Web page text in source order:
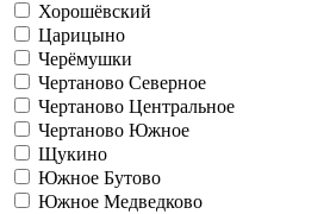
Хорошёвский
Царицыно
Черёмушки
Чертаново Северное
Чертаново Центральное
Чертаново Южное
Щукино
Южное Бутово
Южное Медведково